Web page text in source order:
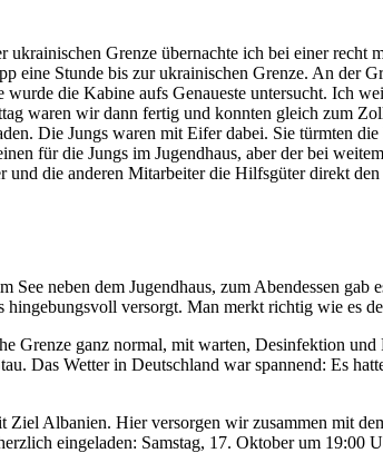
Grenze übernachte ich bei einer
eine Stunde bis zur ukrainischen Grenze. An
die Kabine aufs Genaueste untersucht. Ich
waren wir dann fertig und konnten gleich zum
Die Jungs waren mit Eifer dabei. Sie türmten
für die Jungs im Jugendhaus, aber der bei
die anderen Mitarbeiter die Hilfsgüter direkt
neben dem Jugendhaus, zum Abendessen
versorgt. Man merkt richtig wie es
Grenze ganz normal, mit warten, Desinfektion
Das Wetter in Deutschland war spannend: Es
Ziel Albanien. Hier versorgen wir zusammen mit
eingeladen: Samstag, 17. Oktober um 19:00